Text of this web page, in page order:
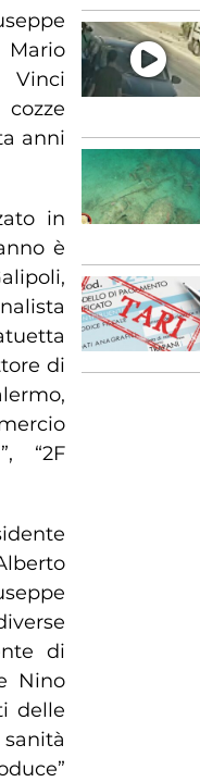
Mario
Vinci
anni
in
è
di
“2F
di
Nino
delle